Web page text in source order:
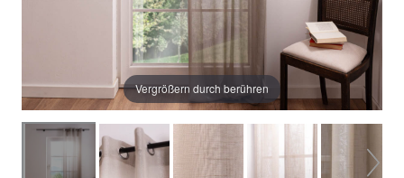
Vergrößern durch berühren